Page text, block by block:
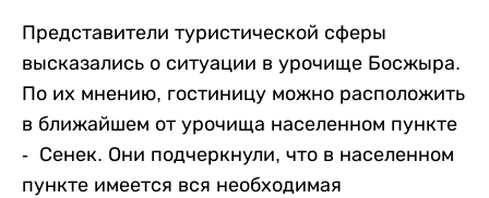
Представители туристической сферы
высказались о ситуации в урочище Босжыра.
По их мнению, гостиницу можно расположить
в ближайшем от урочища населенном пункте
- Сенек. Они подчеркнули, что в населенном
пункте имеется вся необходимая